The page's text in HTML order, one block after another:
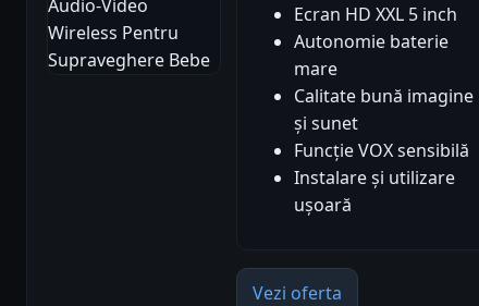
Ecran HD XXL 5 inch
Autonomie baterie
mare
Calitate bună imagine
și sunet
Funcție VOX sensibilă
Instalare și utilizare
ușoară
Vezi oferta